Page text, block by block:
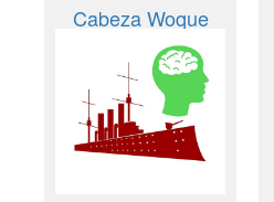
Cabeza Woque